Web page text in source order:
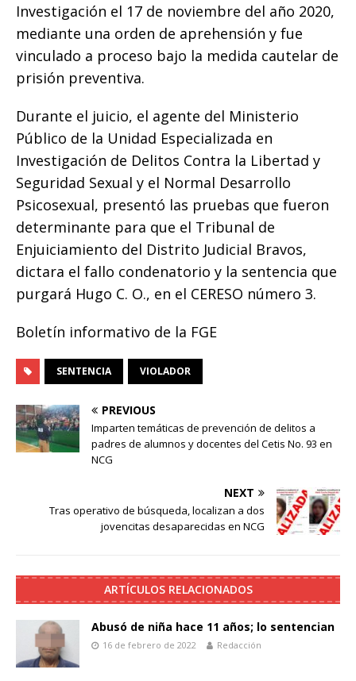
Investigación el 17 de noviembre del año 2020,
mediante una orden de aprehensión y fue
vinculado a proceso bajo la medida cautelar de
prisión preventiva.
Durante el juicio, el agente del Ministerio
Público de la Unidad Especializada en
Investigación de Delitos Contra la Libertad y
Seguridad Sexual y el Normal Desarrollo
Psicosexual, presentó las pruebas que fueron
determinante para que el Tribunal de
Enjuiciamiento del Distrito Judicial Bravos,
dictara el fallo condenatorio y la sentencia que
purgará Hugo C. O., en el CERESO número 3.
Boletín informativo de la FGE
SENTENCIA VIOLADOR
PREVIOUS
Imparten temáticas de prevención de delitos a
padres de alumnos y docentes del Cetis No. 93 en
NCG
NEXT
Tras operativo de búsqueda, localizan a dos
jovencitas desaparecidas en NCG
ARTÍCULOS RELACIONADOS
Abusó de niña hace 11 años; lo sentencian
16 de febrero de 2022 Redacción